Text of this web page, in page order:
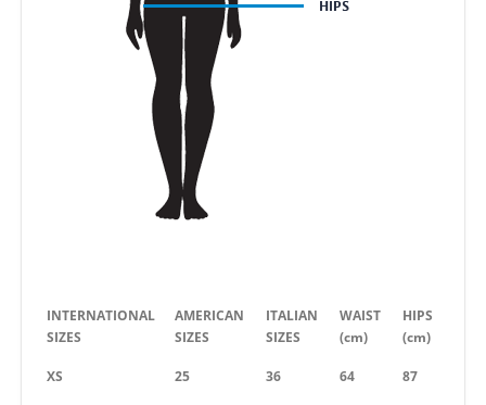
INTERNATIONAL
SIZES
AMERICAN
SIZES
ITALIAN
SIZES
WAIST
(cm)
HIPS
(cm)
XS 25 36 64 87